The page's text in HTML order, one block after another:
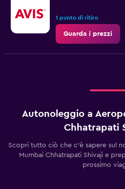
1 punto di ritiro
Guarda i prezzi
Autonoleggio a
Chhatrapati
Scopri tutto ciò che c'è sapere sul
Mumbai Chhatrapati Shivaji e
prossimo